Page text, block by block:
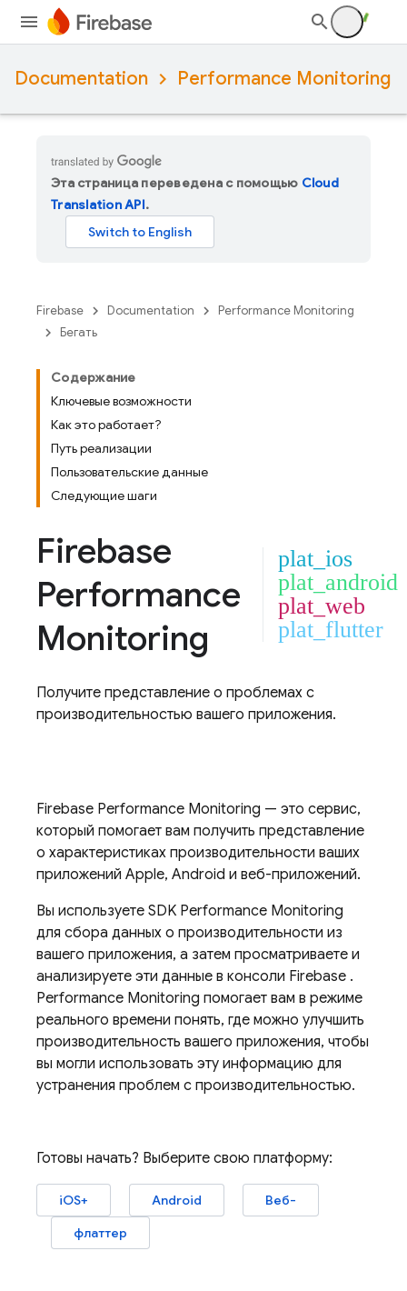
Documentation Performance Monitoring
Эта страница переведена с помощью Cloud
Translation API.
Firebase Documentation
Performance Monitoring
Бегать
Содержание
Ключевые возможности
Как это работает?
Путь реализации
Пользовательские данные
Следующие шаги
Firebase
Performance
Monitoring
plat_ios
plat_android
plat_web
plat_flutter
Получите представление о проблемах с
производительностью вашего приложения.
Firebase Performance Monitoring — это сервис,
который помогает вам получить представление
о характеристиках производительности ваших
приложений Apple, Android и веб-приложений.
Вы используете SDK Performance Monitoring
для сбора данных о производительности из
вашего приложения, а затем просматриваете и
анализируете эти данные в консоли Firebase .
Performance Monitoring помогает вам в режиме
реального времени понять, где можно улучшить
производительность вашего приложения, чтобы
вы могли использовать эту информацию для
устранения проблем с производительностью.
Готовы начать? Выберите свою платформу:
iOS+ Android
Веб-
флаттер